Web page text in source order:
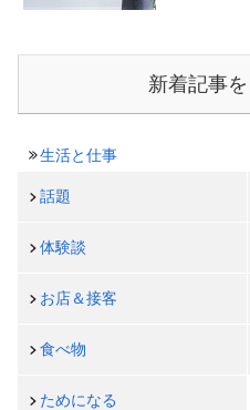
新着記事
生活と仕事
話題
体験談
お店＆接客
食べ物
ためになる